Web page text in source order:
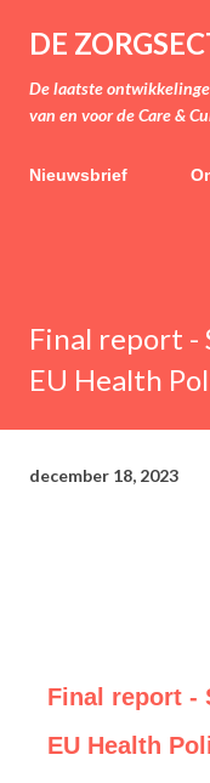
DE
De laatste
van en voor de Care &
Nieuwsbrief
Final report -
EU Health
december 18, 2023
Final report -
EU Health